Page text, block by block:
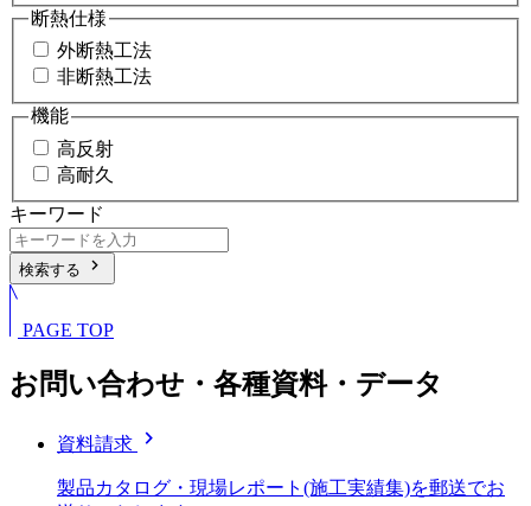
断熱仕様
外断熱工法
非断熱工法
機能
高反射
高耐久
キーワード
検索する chevron_right
PAGE TOP
お問い合わせ・各種資料・データ
資料請求 chevron_right
製品カタログ・現場レポート(施工実績集)を郵送でお